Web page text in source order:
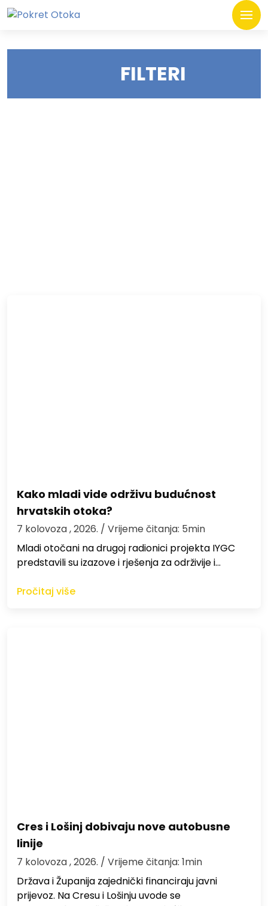
FILTERI
Kako mladi vide održivu budućnost
hrvatskih otoka?
7 kolovoza , 2026. / Vrijeme čitanja: 5min
Mladi otočani na drugoj radionici projekta IYGC
predstavili su izazove i rješenja za održivije i…
Pročitaj više
Cres i Lošinj dobivaju nove autobusne
linije
7 kolovoza , 2026. / Vrijeme čitanja: 1min
Država i Županija zajednički financiraju javni
prijevoz. Na Cresu i Lošinju uvode se